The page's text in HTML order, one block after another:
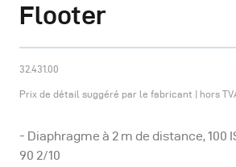
d'objets, pour les grandes surfaces
de cuisine, les salles de bains etc.
Ses propriétés lumineuses peuvent
utilisées dans la photographie de
broncolor Flooter peut être équipé
Flooter
32.431.00
Prix de détail suggéré par le fabricant | hors
- Diaphragme à 2 m de distance, 100
90 2/10